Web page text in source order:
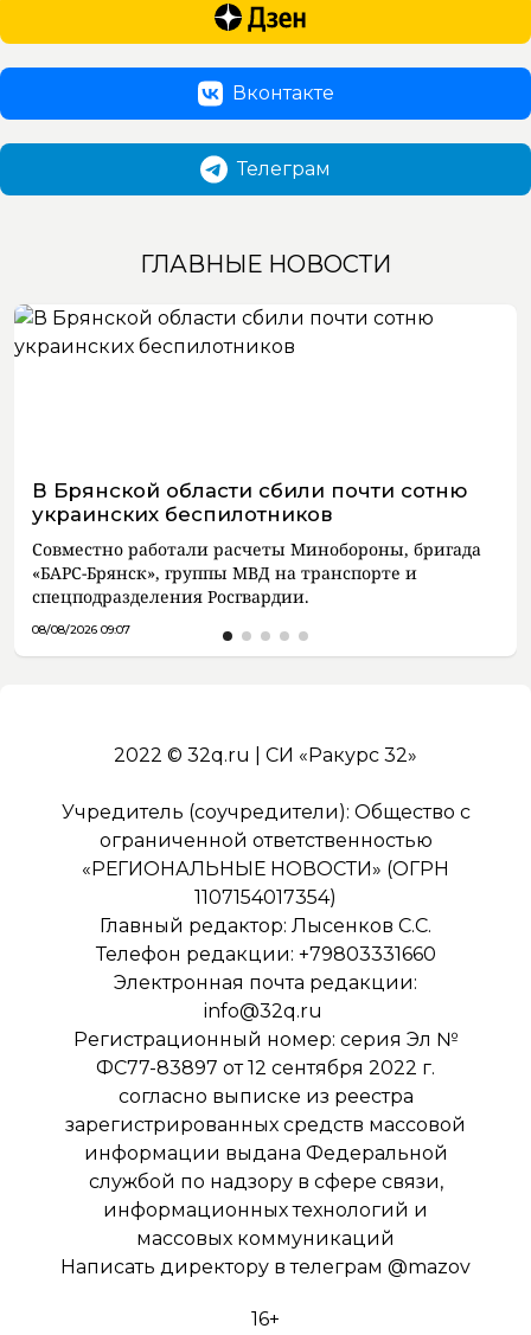
Вконтакте
Телеграм
ГЛАВНЫЕ НОВОСТИ
В Брянской области сбили почти сотню
украинских беспилотников
Совместно работали расчеты Минобороны, бригада
«БАРС-Брянск», группы МВД на транспорте и
спецподразделения Росгвардии.
08/08/2026 09:07
2022 © 32q.ru | СИ «Ракурс 32»
Учредитель (соучредители): Общество с
ограниченной ответственностью
«РЕГИОНАЛЬНЫЕ НОВОСТИ» (ОГРН
1107154017354)
Главный редактор: Лысенков С.С.
Телефон редакции: +79803331660
Электронная почта редакции:
info@32q.ru
Регистрационный номер: серия Эл №
ФС77-83897 от 12 сентября 2022 г.
согласно выписке из реестра
зарегистрированных средств массовой
информации выдана Федеральной
службой по надзору в сфере связи,
информационных технологий и
массовых коммуникаций
Написать директору в телеграм @mazov
16+